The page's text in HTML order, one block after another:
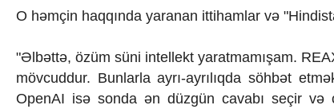
O həmçin haqqında yaranan ittihamlar və
"Əlbəttə, özüm süni intellekt yaratmamışam.
mövcuddur. Bunlarla ayrı-ayrılıqda söhbət
OpenAI isə sonda ən düzgün cavabı seçir və